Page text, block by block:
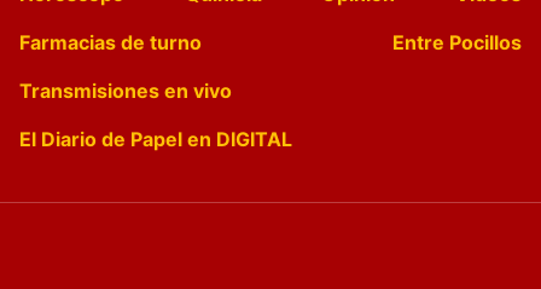
Farmacias de turno
Entre Pocillos
Transmisiones en vivo
El Diario de Papel en DIGITAL